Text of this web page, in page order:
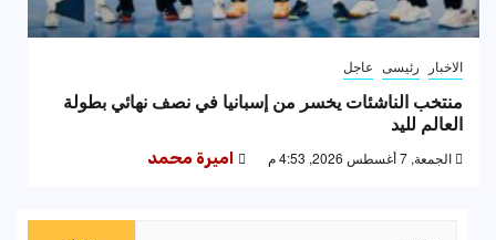
الاخبار رئيسى عاجل
منتخب الناشئات يخسر من إسبانيا في نصف نهائي بطولة
العالم لليد
الجمعة, 7 أغسطس 2026, 4:53 م اميرة محمد